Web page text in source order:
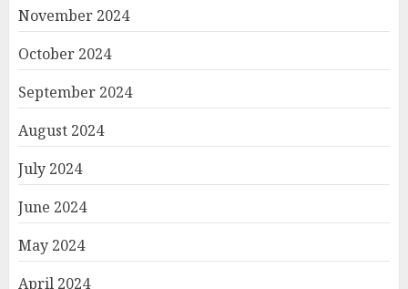
November 2024
October 2024
September 2024
August 2024
July 2024
June 2024
May 2024
April 2024